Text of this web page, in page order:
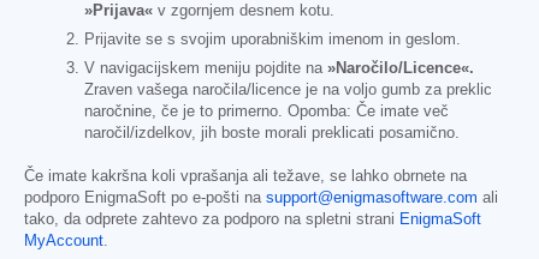
»Prijava« v zgornjem desnem kotu.
Prijavite se s svojim uporabniškim imenom in geslom.
V navigacijskem meniju pojdite na »Naročilo/Licence«.
Zraven vašega naročila/licence je na voljo gumb za preklic
naročnine, če je to primerno. Opomba: Če imate več
naročil/izdelkov, jih boste morali preklicati posamično.
Če imate kakršna koli vprašanja ali težave, se lahko obrnete na
podporo EnigmaSoft po e-pošti na support@enigmasoftware.com ali
tako, da odprete zahtevo za podporo na spletni strani EnigmaSoft
MyAccount.